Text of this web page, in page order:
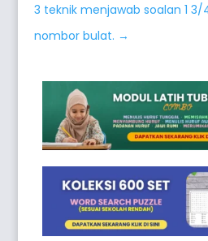
3 teknik menjawab soalan 1
nombor bulat. →